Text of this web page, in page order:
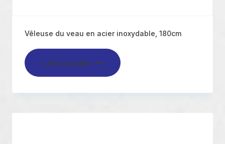
Vêleuse du veau en acier inoxydable, 180cm
Lire la suite